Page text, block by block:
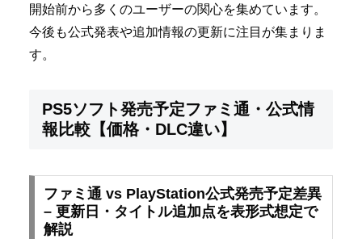
開始前から多くのユーザーの関心を集めています。
今後も公式発表や追加情報の更新に注目が集まりま
す。
PS5ソフト発売予定ファミ通・公式情
報比較【価格・DLC違い】
ファミ通 vs PlayStation公式発売予定差異
– 更新日・タイトル追加点を表形式想定で
解説